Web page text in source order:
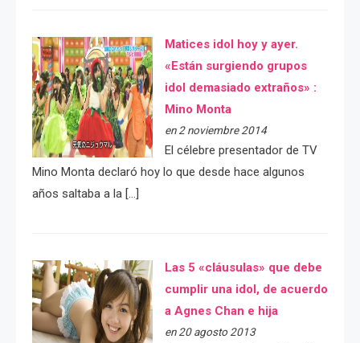
Matices idol hoy y ayer.
«Están surgiendo grupos
idol demasiado extraños» :
Mino Monta
en 2 noviembre 2014
El célebre presentador de TV
Mino Monta declaró hoy lo que desde hace algunos
años saltaba a la […]
Las 5 «cláusulas» que debe
cumplir una idol, de acuerdo
a Agnes Chan e hija
en 20 agosto 2013